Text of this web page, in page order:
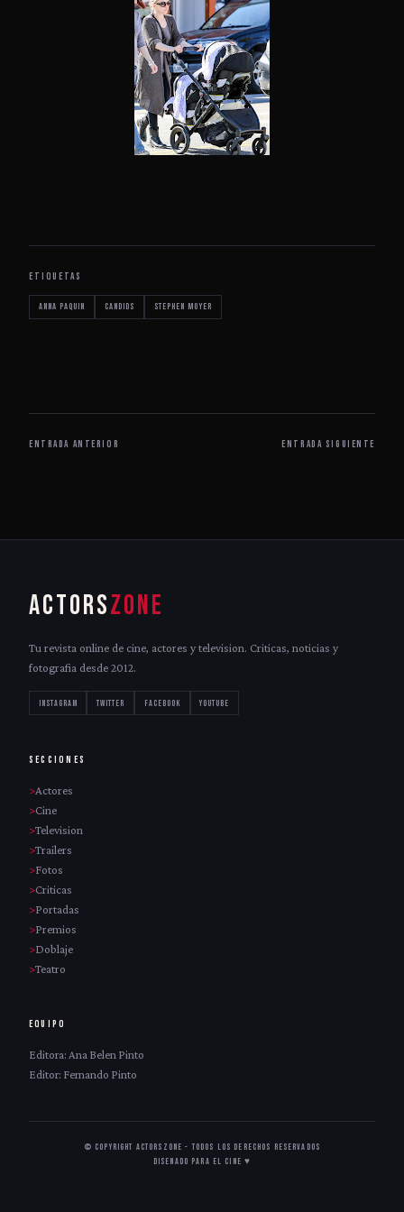
ETIQUETAS
Anna Paquin Candids Stephen Moyer
ENTRADA ANTERIOR ENTRADA SIGUIENTE
ACTORSZONE
Tu revista online de cine, actores y television. Criticas, noticias y
fotografia desde 2012.
INSTAGRAM TWITTER FACEBOOK YOUTUBE
SECCIONES
Actores
Cine
Television
Trailers
Fotos
Criticas
Portadas
Premios
Doblaje
Teatro
EQUIPO
Editora: Ana Belen Pinto
Editor: Fernando Pinto
© Copyright ActorsZone - Todos los derechos reservados
Disenado para el cine ♥